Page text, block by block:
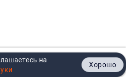
Кабинет Контакты
на
Хорошо